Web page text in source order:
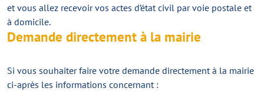
et vous allez recevoir vos actes d’état civil par voie postale et
à domicile.
Demande directement à la mairie
Si vous souhaiter faire votre demande directement à la mairie
ci-après les informations concernant :